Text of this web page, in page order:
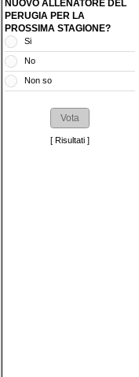
NUOVO ALLENATORE DEL
PERUGIA PER LA
PROSSIMA STAGIONE?
Si
No
Non so
[ Risultati ]